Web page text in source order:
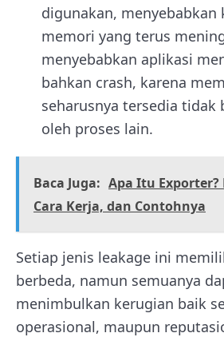
digunakan, menyebabkan
memori yang terus
menyebabkan aplikasi
bahkan crash, karena
seharusnya tersedia tidak
oleh proses lain.
Baca Juga: Apa Itu
Cara Kerja, dan Contohnya
Setiap jenis leakage ini
berbeda, namun semuanya
menimbulkan kerugian baik
operasional, maupun